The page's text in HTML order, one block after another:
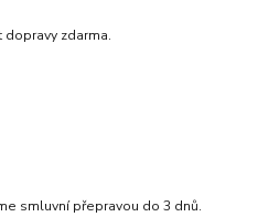
dopravy zdarma.
smluvní přepravou do 3 dnů.